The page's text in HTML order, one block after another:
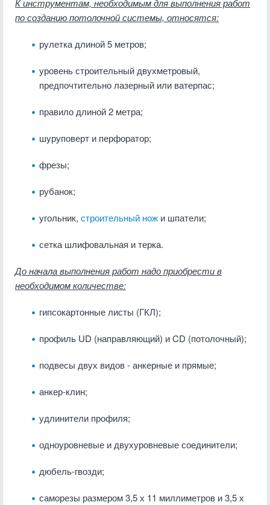
К инструментам, необходимым для выполнения работ
по созданию потолочной системы, относятся:
рулетка длиной 5 метров;
уровень строительный двухметровый,
предпочтительно лазерный или ватерпас;
правило длиной 2 метра;
шуруповерт и перфоратор;
фрезы;
рубанок;
угольник, строительный нож и шпатели;
сетка шлифовальная и терка.
До начала выполнения работ надо приобрести в
необходимом количестве:
гипсокартонные листы (ГКЛ);
профиль UD (направляющий) и CD (потолочный);
подвесы двух видов - анкерные и прямые;
анкер-клин;
удлинители профиля;
одноуровневые и двухуровневые соединители;
дюбель-гвозди;
саморезы размером 3,5 х 11 миллиметров и 3,5 х